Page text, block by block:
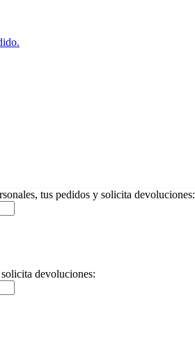
tus pedidos y solicita devoluciones:
devoluciones: